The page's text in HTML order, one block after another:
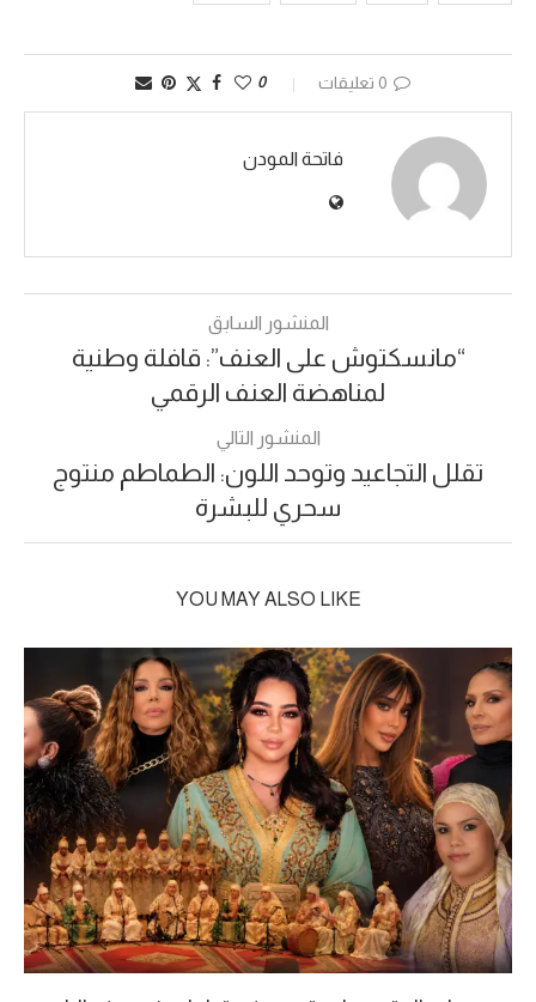
0 تعليقات 0
فاتحة المودن
المنشور السابق
“مانسكتوش على العنف”: قافلة وطنية
لمناهضة العنف الرقمي
المنشور التالي
تقلل التجاعيد وتوحد اللون: الطماطم منتوج
سحري للبشرة
YOU MAY ALSO LIKE